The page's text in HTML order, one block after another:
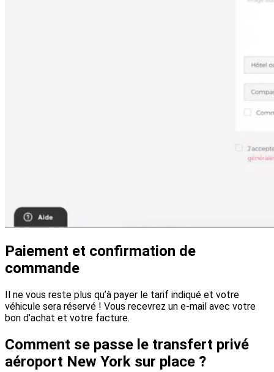
Paiement et confirmation de
commande
Il ne vous reste plus qu’à payer le tarif indiqué et votre
véhicule sera réservé ! Vous recevrez un e-mail avec votre
bon d’achat et votre facture.
Comment se passe le transfert privé
aéroport New York sur place ?